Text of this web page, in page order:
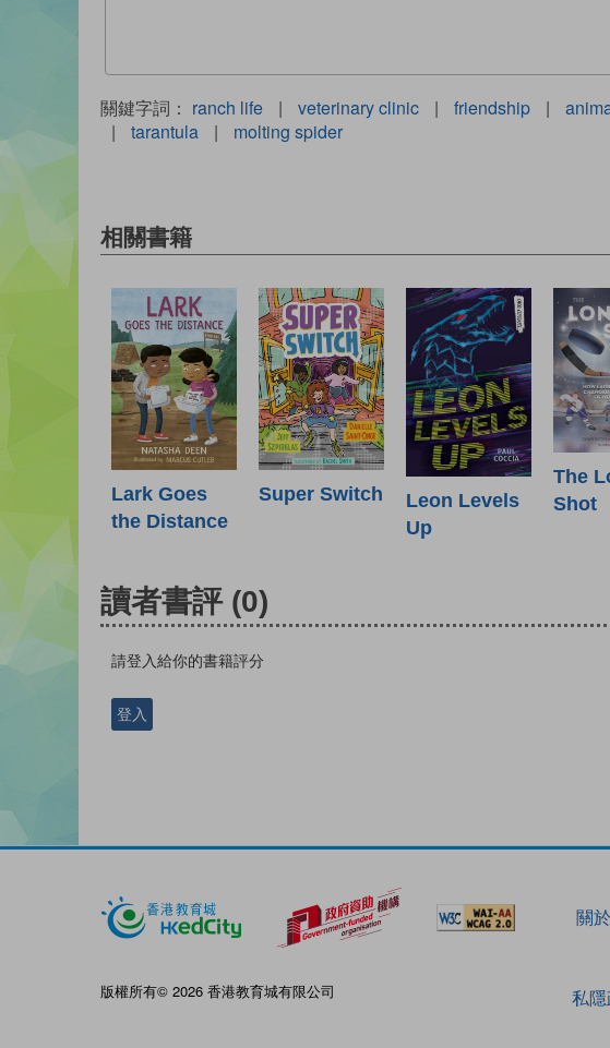
關鍵字詞： ranch life | veterinary clinic | friendship |
|
tarantula | molting spider
相關書籍
Lark Goes
the Distance
Super Switch
Leon Levels
Up
The
Shot
讀者書評 (0)
請登入給你的書籍評分
登入
關
版權所有© 2026 香港教育城有限公司 私